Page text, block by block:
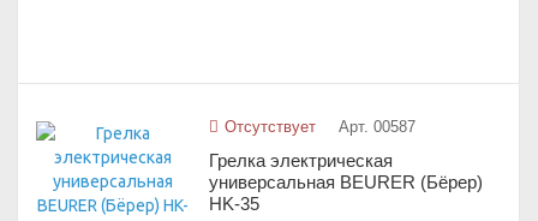
Отсутствует Арт. 00587
Грелка электрическая
универсальная BEURER (Бёрер)
HK-35